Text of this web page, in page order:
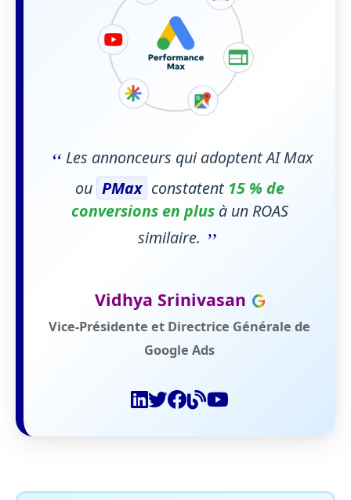
“ Les annonceurs qui adoptent AI Max
ou PMax constatent 15 % de
conversions en plusà un ROAS
similaire. ”
Vidhya Srinivasan
Vice-Présidente et Directrice Générale de
Google Ads